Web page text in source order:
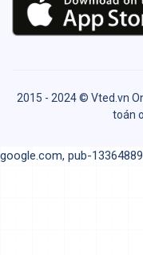
2015 - 2024 © Vted.vn
toán
google.com, pub-